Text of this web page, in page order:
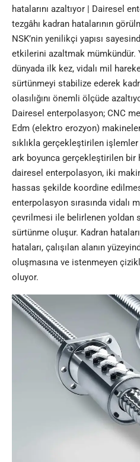
hatalarını azaltıyor | Dairesel
tezgâhı kadran hatalarının
NSK’nin yenilikçi yapısı
etkilerini azaltmak mümkündür.
dünyada ilk kez, vidalı mil
sürtünmeyi stabilize ederek
olasılığını önemli ölçüde
Dairesel enterpolasyon; CNC
Edm (elektro erozyon)
sıklıkla gerçekleştirilen işlemler
ark boyunca gerçekleştirilen bir
dairesel enterpolasyon, iki
hassas şekilde koordine
enterpolasyon sırasında vidalı
çevrilmesi ile belirlenen yoldan
sürtünme oluşur. Kadran
hataları, çalışılan alanın
oluşmasına ve istenmeyen
oluyor.